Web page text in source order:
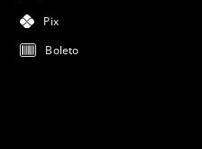
Pix
Boleto